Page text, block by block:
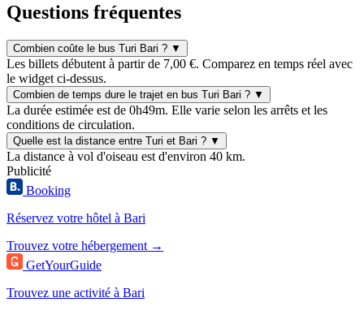
Questions fréquentes
Combien coûte le bus Turi Bari ? ▼
Les billets débutent à partir de 7,00 €. Comparez en temps réel avec
le widget ci-dessus.
Combien de temps dure le trajet en bus Turi Bari ? ▼
La durée estimée est de 0h49m. Elle varie selon les arrêts et les
conditions de circulation.
Quelle est la distance entre Turi et Bari ? ▼
La distance à vol d'oiseau est d'environ 40 km.
Publicité
Booking
Réservez votre hôtel à Bari
Trouvez votre hébergement →
GetYourGuide
Trouvez une activité à Bari